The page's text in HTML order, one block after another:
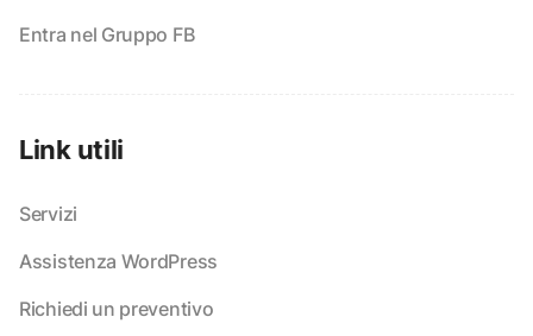
Entra nel Gruppo FB
Link utili
Servizi
Assistenza WordPress
Richiedi un preventivo